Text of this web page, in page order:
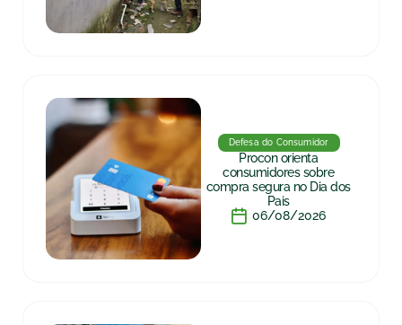
Defesa do Consumidor
Procon orienta
consumidores sobre
compra segura no Dia dos
Pais
06/08/2026